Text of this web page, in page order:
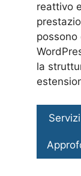
reattivo
la